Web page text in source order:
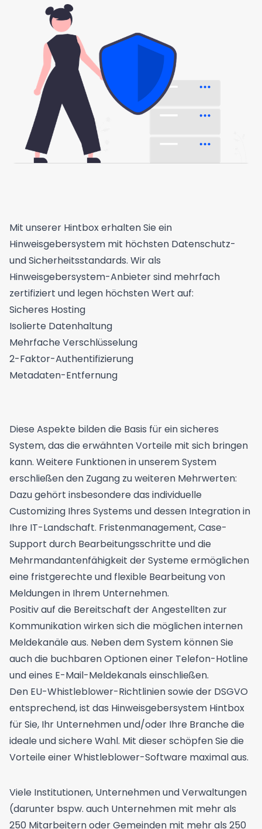
Mit unserer Hintbox erhalten Sie ein
Hinweisgebersystem mit höchsten Datenschutz-
und Sicherheitsstandards. Wir als
Hinweisgebersystem-Anbieter sind mehrfach
zertifiziert und legen höchsten Wert auf:
Sicheres Hosting
Isolierte Datenhaltung
Mehrfache Verschlüsselung
2-Faktor-Authentifizierung
Metadaten-Entfernung
Diese Aspekte bilden die Basis für ein sicheres
System, das die erwähnten Vorteile mit sich bringen
kann. Weitere Funktionenin unserem System
erschließen den Zugang zu weiteren Mehrwerten:
Dazu gehört insbesondere das individuelle
Customizing Ihres Systems und dessen Integration in
Ihre IT-Landschaft. Fristenmanagement, Case-
Support durch Bearbeitungsschritte und die
Mehrmandantenfähigkeit der Systeme ermöglichen
eine fristgerechte und flexible Bearbeitung von
Meldungen in Ihrem Unternehmen.
Positiv auf die Bereitschaft der Angestellten zur
Kommunikation wirken sich die möglicheninternen
Meldekanäleaus. Neben dem System können Sie
auch die buchbaren Optionen einer Telefon-Hotline
und eines E-Mail-Meldekanals einschließen.
Den EU-Whistleblower-Richtlinien sowie der DSGVO
entsprechend, ist das Hinweisgebersystem Hintbox
für Sie, Ihr Unternehmen und/oder Ihre Branche die
ideale und sichere Wahl. Mit dieser schöpfen Sie die
Vorteile einer Whistleblower-Software maximal aus.
Viele Institutionen, Unternehmen und Verwaltungen
(darunter bspw. auch Unternehmen mit mehr als
250 Mitarbeitern oder Gemeinden mit mehr als 250